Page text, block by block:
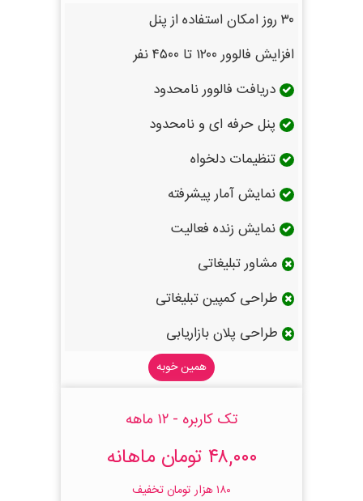
۳۰ روز امکان استفاده از پنل
افزایش فالوور ۱۲۰۰ تا ۴۵۰۰ نفر
دریافت فالوور نامحدود
پنل حرفه ای و نامحدود
تنظیمات دلخواه
نمایش آمار پیشرفته
نمایش زنده فعالیت
مشاور تبلیغاتی
طراحی کمپین تبلیغاتی
طراحی پلان بازاریابی
همین خوبه
تک کاربره - ۱۲ ماهه
۴۸,۰۰۰ تومان ماهانه
۱۸۰ هزار تومان تخفیف